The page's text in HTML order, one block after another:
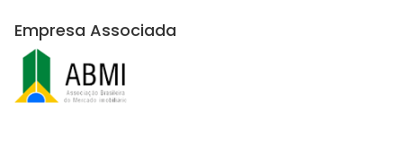
Empresa Associada